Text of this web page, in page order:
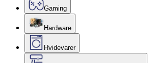
Gaming
Hardware
Hvidevarer